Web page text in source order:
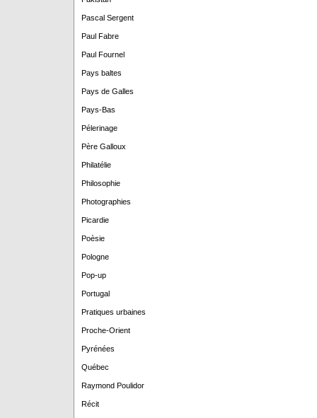
Pascal Sergent
Paul Fabre
Paul Fournel
Pays baltes
Pays de Galles
Pays-Bas
Pélerinage
Père Galloux
Philatélie
Philosophie
Photographies
Picardie
Poèsie
Pologne
Pop-up
Portugal
Pratiques urbaines
Proche-Orient
Pyrénées
Québec
Raymond Poulidor
Récit